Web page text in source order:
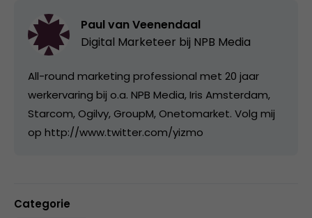
Paul van Veenendaal
Digital Marketeer bij NPB Media
All-round marketing professional met 20 jaar
werkervaring bij o.a. NPB Media, Iris Amsterdam,
Starcom, Ogilvy, GroupM, Onetomarket. Volg mij
op http://www.twitter.com/yizmo
Categorie